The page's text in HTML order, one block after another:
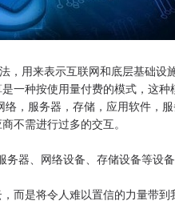
用来表示互联网和底层基础设
一种按使用量付费的模式，这种
，服务器，存储，应用软件，
不需进行过多的交互。
器、网络设备、存储设备等设备
而是将令人难以置信的力量带到